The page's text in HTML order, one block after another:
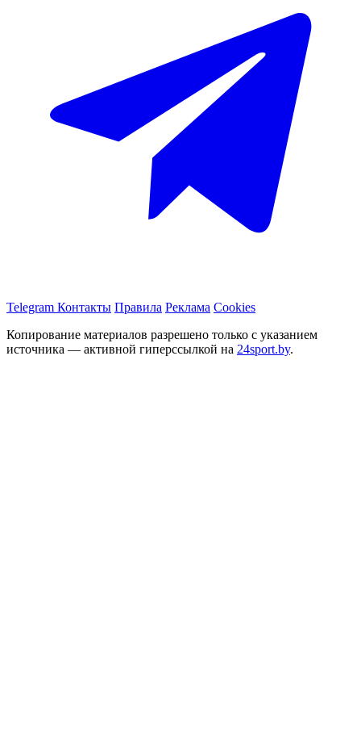
Telegram Контакты Правила Реклама Cookies
Копирование материалов разрешено только с указанием
источника — активной гиперссылкой на 24sport.by.